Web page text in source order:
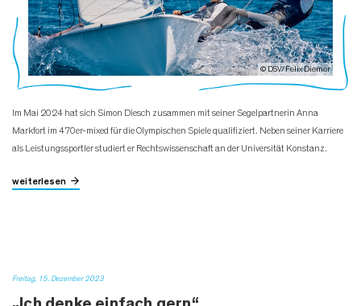
© DSV/Felix Diemer
Im Mai 2024 hat sich Simon Diesch zusammen mit seiner Segelpartnerin Anna
Markfort im 470er-mixed für die Olympischen Spiele qualifiziert. Neben seiner Karriere
als Leistungssportler studiert er Rechtswissenschaft an der Universität Konstanz.
weiterlesen
Freitag, 15. Dezember 2023